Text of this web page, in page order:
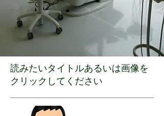
読みたいタイトルあるいは画像を
クリックしてください